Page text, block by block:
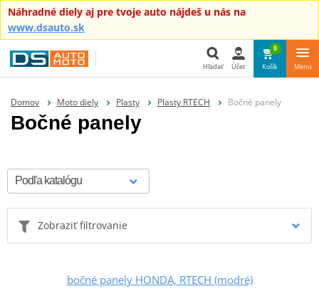
Náhradné diely aj pre tvoje auto nájdeš u nás na
www.dsauto.sk
Hľadať
Hľadať Účet
0
Košík Menu
Domov Moto diely Plasty Plasty RTECH Bočné panely
Bočné panely
Zobraziť filtrovanie
bočné panely HONDA, RTECH (modré)